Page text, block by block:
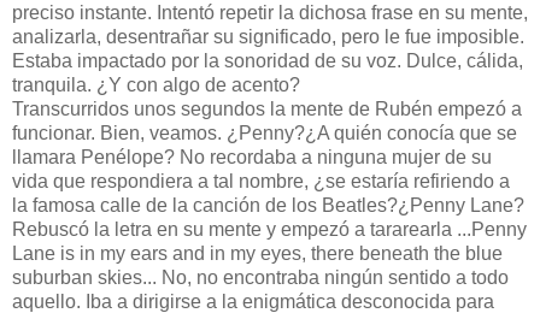
preciso instante. Intentó repetir la dichosa frase en su mente,
analizarla, desentrañar su significado, pero le fue imposible.
Estaba impactado por la sonoridad de su voz. Dulce, cálida,
tranquila. ¿Y con algo de acento?
Transcurridos unos segundos la mente de Rubén empezó a
funcionar. Bien, veamos. ¿Penny?¿A quién conocía que se
llamara Penélope? No recordaba a ninguna mujer de su
vida que respondiera a tal nombre, ¿se estaría refiriendo a
la famosa calle de la canción de los Beatles?¿Penny Lane?
Rebuscó la letra en su mente y empezó a tararearla ...Penny
Lane is in my ears and in my eyes, there beneath the blue
suburban skies... No, no encontraba ningún sentido a todo
aquello. Iba a dirigirse a la enigmática desconocida para